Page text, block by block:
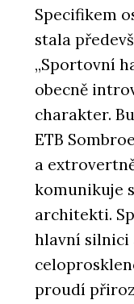
Specifikem
stala
„Sportovní
obecně
charakter.
ETB
a
komunikuje
architekti.
hlavní silnici
proudí